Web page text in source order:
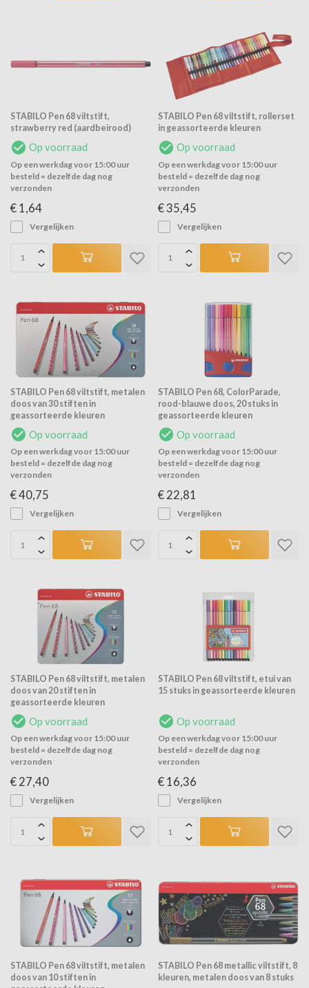
STABILO Pen 68 viltstift,
strawberry red (aardbeirood)
Op voorraad
Op een werkdag voor 15:00 uur
besteld = dezelfde dag nog
verzonden
€ 1,64
Vergelijken
STABILO Pen 68 viltstift, rollerset
in geassorteerde kleuren
Op voorraad
Op een werkdag voor 15:00 uur
besteld = dezelfde dag nog
verzonden
€ 35,45
Vergelijken
STABILO Pen 68 viltstift, metalen
doos van 30 stiften in
geassorteerde kleuren
Op voorraad
Op een werkdag voor 15:00 uur
besteld = dezelfde dag nog
verzonden
€ 40,75
Vergelijken
STABILO Pen 68, ColorParade,
rood-blauwe doos, 20 stuks in
geassorteerde kleuren
Op voorraad
Op een werkdag voor 15:00 uur
besteld = dezelfde dag nog
verzonden
€ 22,81
Vergelijken
STABILO Pen 68 viltstift, metalen
doos van 20 stiften in
geassorteerde kleuren
Op voorraad
Op een werkdag voor 15:00 uur
besteld = dezelfde dag nog
verzonden
€ 27,40
Vergelijken
STABILO Pen 68 viltstift, etui van
15 stuks in geassorteerde kleuren
Op voorraad
Op een werkdag voor 15:00 uur
besteld = dezelfde dag nog
verzonden
€ 16,36
Vergelijken
STABILO Pen 68 viltstift, metalen
doos van 10 stiften in
STABILO Pen 68 metallic viltstift, 8
kleuren, metalen doos van 8 stuks